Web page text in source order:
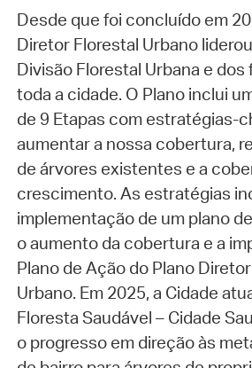
Desde que foi concluído em
Diretor Florestal Urbano
Divisão Florestal Urbana e
toda a cidade. O Plano inclui
de 9 Etapas com estratégias-
aumentar a nossa cobertura,
de árvores existentes e a
crescimento. As estratégias
implementação de um plano
o aumento da cobertura e a
Plano de Ação do Plano
Urbano. Em 2025, a Cidade
Floresta Saudável – Cidade
o progresso em direção às